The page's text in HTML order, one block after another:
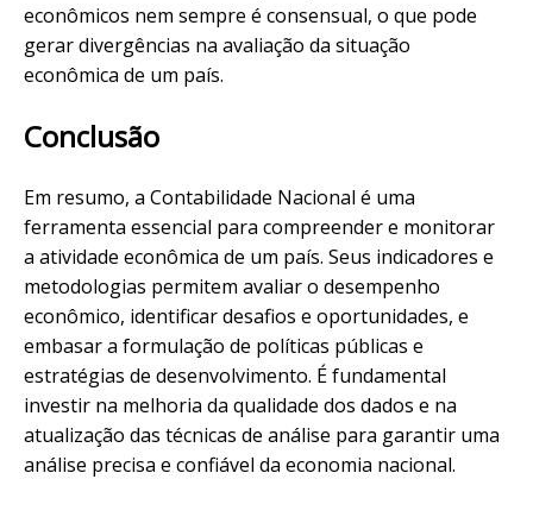
econômicos nem sempre é consensual, o que pode
gerar divergências na avaliação da situação
econômica de um país.
Conclusão
Em resumo, a Contabilidade Nacional é uma
ferramenta essencial para compreender e monitorar
a atividade econômica de um país. Seus indicadores e
metodologias permitem avaliar o desempenho
econômico, identificar desafios e oportunidades, e
embasar a formulação de políticas públicas e
estratégias de desenvolvimento. É fundamental
investir na melhoria da qualidade dos dados e na
atualização das técnicas de análise para garantir uma
análise precisa e confiável da economia nacional.